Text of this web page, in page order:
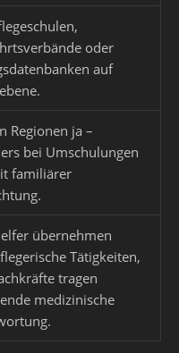
oder
auf
Regionen ja –
bei Umschulungen
familiärer
übernehmen
Tätigkeiten,
tragen
medizinische